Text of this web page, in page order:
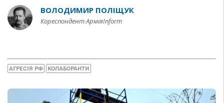
ВОЛОДИМИР ПОЛІЩУК
Кореспондент АрміяInform
АГРЕСІЯ РФ КОЛАБОРАНТИ